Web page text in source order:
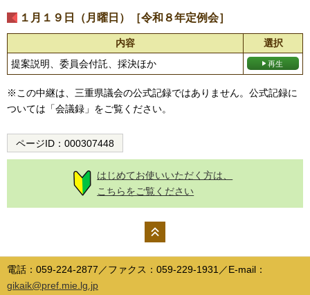
１月１９日（月曜日）［令和８年定例会］
内容
選択
提案説明、委員会付託、採決ほか
※この中継は、三重県議会の公式記録ではありません。公式記録に
ついては「会議録」をご覧ください。
ページID： 000307448
はじめてお使いいただく方は、
こちらをご覧ください
ジの
電話：059-224-2877／ファクス：059-229-1931／E-mail：
gikaik@pref.mie.lg.jp